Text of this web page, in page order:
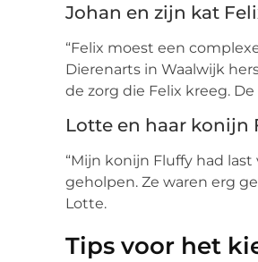
Johan en zijn kat
“Felix moest een
Dierenarts in Waalwijk
de zorg die Felix kreeg.
Lotte en haar konijn
“Mijn konijn Fluffy had
geholpen. Ze waren erg
Lotte.
Tips voor het